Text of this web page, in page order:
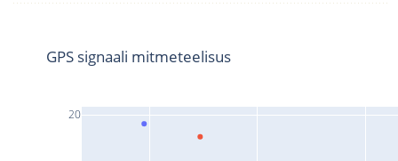
20
GPS signaali mitmeteelisus